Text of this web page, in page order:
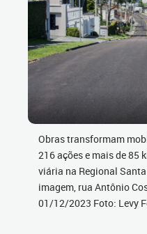
Obras transformam
216 ações e mais de 85
viária na Regional
imagem, rua Antônio
01/12/2023 Foto: Levy